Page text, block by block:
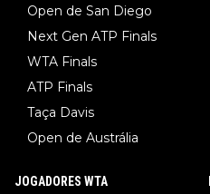
Open de San Diego
Next Gen ATP Finals
WTA Finals
ATP Finals
Taça Davis
Open de Austrália
JOGADORES WTA